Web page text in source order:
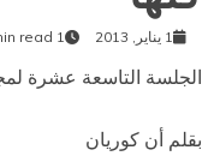
1 يناير, 2013 1 min read
الجلسة التاسعة عشرة
بقلم أن كوريان